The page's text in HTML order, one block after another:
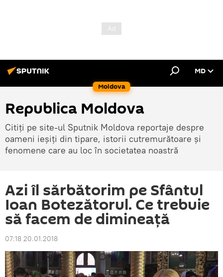
Moldova
MD
Republica Moldova
Citiți pe site-ul Sputnik Moldova reportaje despre
oameni ieșiți din tipare, istorii cutremurătoare și
fenomene care au loc în societatea noastră
Azi îl sărbătorim pe Sfântul
Ioan Botezătorul. Ce trebuie
să facem de dimineață
07:18 20.01.2018